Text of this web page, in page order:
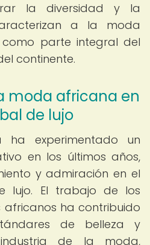
la diversidad y la
a la moda
parte integral del
continente.
moda africana en
de lujo
experimentado un
en los últimos años,
y admiración en el
lujo. El trabajo de los
ha contribuido
de belleza y
de la moda,